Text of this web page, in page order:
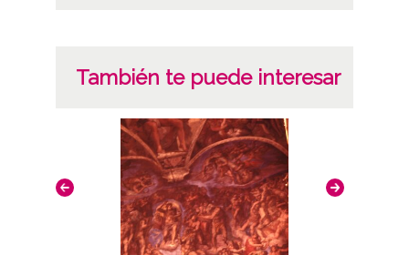
También te puede interesar